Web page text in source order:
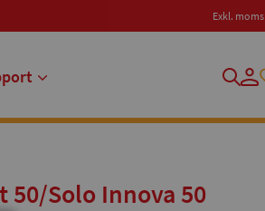
Exkl. moms
50/Solo Innova 50